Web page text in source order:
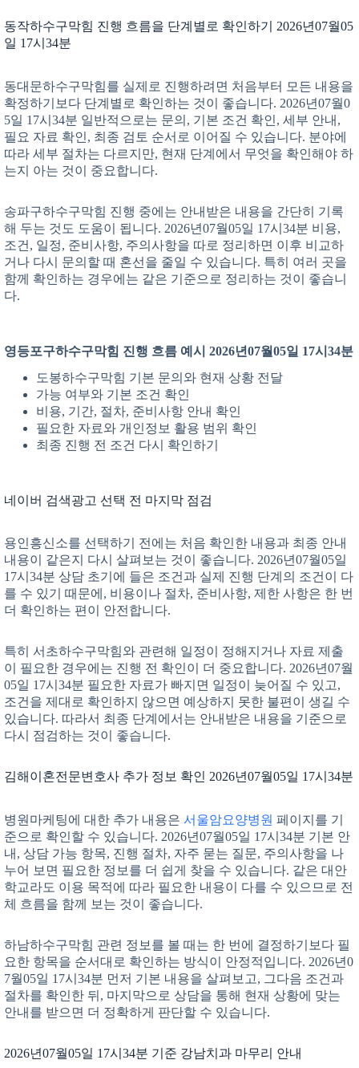
동작하수구막힘 진행 흐름을 단계별로 확인하기 2026년07월05
일 17시34분
동대문하수구막힘를 실제로 진행하려면 처음부터 모든 내용을
확정하기보다 단계별로 확인하는 것이 좋습니다. 2026년07월0
5일 17시34분 일반적으로는 문의, 기본 조건 확인, 세부 안내,
필요 자료 확인, 최종 검토 순서로 이어질 수 있습니다. 분야에
따라 세부 절차는 다르지만, 현재 단계에서 무엇을 확인해야 하
는지 아는 것이 중요합니다.
송파구하수구막힘 진행 중에는 안내받은 내용을 간단히 기록
해 두는 것도 도움이 됩니다. 2026년07월05일 17시34분 비용,
조건, 일정, 준비사항, 주의사항을 따로 정리하면 이후 비교하
거나 다시 문의할 때 혼선을 줄일 수 있습니다. 특히 여러 곳을
함께 확인하는 경우에는 같은 기준으로 정리하는 것이 좋습니
다.
영등포구하수구막힘 진행 흐름 예시 2026년07월05일 17시34분
도봉하수구막힘 기본 문의와 현재 상황 전달
가능 여부와 기본 조건 확인
비용, 기간, 절차, 준비사항 안내 확인
필요한 자료와 개인정보 활용 범위 확인
최종 진행 전 조건 다시 확인하기
네이버 검색광고 선택 전 마지막 점검
용인흥신소를 선택하기 전에는 처음 확인한 내용과 최종 안내
내용이 같은지 다시 살펴보는 것이 좋습니다. 2026년07월05일
17시34분 상담 초기에 들은 조건과 실제 진행 단계의 조건이 다
를 수 있기 때문에, 비용이나 절차, 준비사항, 제한 사항은 한 번
더 확인하는 편이 안전합니다.
특히 서초하수구막힘와 관련해 일정이 정해지거나 자료 제출
이 필요한 경우에는 진행 전 확인이 더 중요합니다. 2026년07월
05일 17시34분 필요한 자료가 빠지면 일정이 늦어질 수 있고,
조건을 제대로 확인하지 않으면 예상하지 못한 불편이 생길 수
있습니다. 따라서 최종 단계에서는 안내받은 내용을 기준으로
다시 점검하는 것이 좋습니다.
김해이혼전문변호사 추가 정보 확인 2026년07월05일 17시34분
병원마케팅에 대한 추가 내용은 서울암요양병원 페이지를 기
준으로 확인할 수 있습니다. 2026년07월05일 17시34분 기본 안
내, 상담 가능 항목, 진행 절차, 자주 묻는 질문, 주의사항을 나
누어 보면 필요한 정보를 더 쉽게 찾을 수 있습니다. 같은 대안
학교라도 이용 목적에 따라 필요한 내용이 다를 수 있으므로 전
체 흐름을 함께 보는 것이 좋습니다.
하남하수구막힘 관련 정보를 볼 때는 한 번에 결정하기보다 필
요한 항목을 순서대로 확인하는 방식이 안정적입니다. 2026년0
7월05일 17시34분 먼저 기본 내용을 살펴보고, 그다음 조건과
절차를 확인한 뒤, 마지막으로 상담을 통해 현재 상황에 맞는
안내를 받으면 더 정확하게 판단할 수 있습니다.
2026년07월05일 17시34분 기준 강남치과 마무리 안내